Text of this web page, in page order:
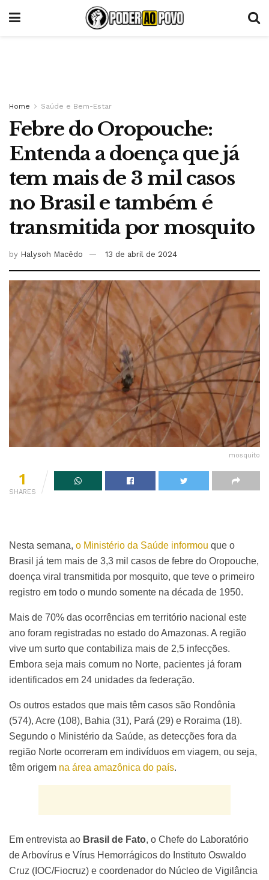
Home Saúde e Bem-Estar
Febre do Oropouche:
Entenda a doença que já
tem mais de 3 mil casos
no Brasil e também é
transmitida por mosquito
by Halysoh Macêdo 13 de abril de 2024
mosquito
1
SHARES
Nesta semana, o Ministério da Saúde informou que o
Brasil já tem mais de 3,3 mil casos de febre do Oropouche,
doença viral transmitida por mosquito, que teve o primeiro
registro em todo o mundo somente na década de 1950.
Mais de 70% das ocorrências em território nacional este
ano foram registradas no estado do Amazonas. A região
vive um surto que contabiliza mais de 2,5 infecções.
Embora seja mais comum no Norte, pacientes já foram
identificados em 24 unidades da federação.
Os outros estados que mais têm casos são Rondônia
(574), Acre (108), Bahia (31), Pará (29) e Roraima (18).
Segundo o Ministério da Saúde, as detecções fora da
região Norte ocorreram em indivíduos em viagem, ou seja,
têm origem na área amazônica do país.
Em entrevista ao Brasil de Fato, o Chefe do Laboratório
de Arbovírus e Vírus Hemorrágicos do Instituto Oswaldo
Cruz (IOC/Fiocruz) e coordenador do Núcleo de Vigilância